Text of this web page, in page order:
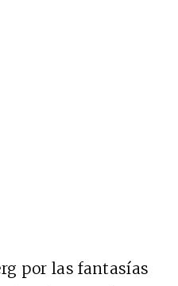
por las fantasías